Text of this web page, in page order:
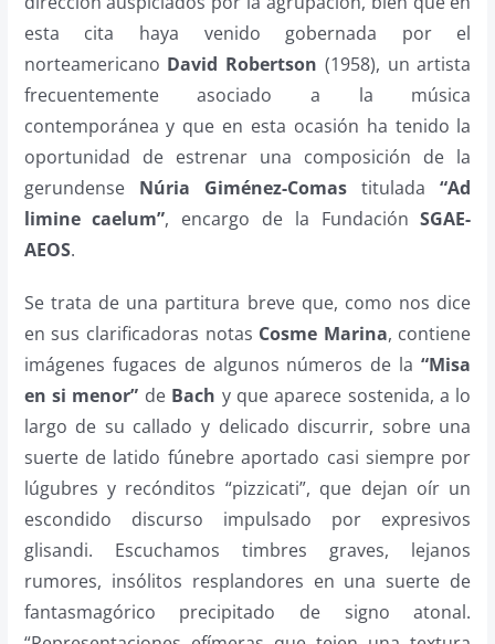
esta cita haya venido gobernada por el
norteamericano David Robertson (1958), un artista
frecuentemente asociado a la música
contemporánea y que en esta ocasión ha tenido la
oportunidad de estrenar una composición de la
gerundense Núria Giménez-Comas titulada“Ad
limine caelum”, encargo de la FundaciónSGAE-
AEOS.
Se trata de una partitura breve que, como nos dice
en sus clarificadoras notas Cosme Marina, contiene
imágenes fugaces de algunos números de la“Misa
en si menor” de Bach y que aparece sostenida, a lo
largo de su callado y delicado discurrir, sobre una
suerte de latido fúnebre aportado casi siempre por
lúgubres y recónditos “pizzicati”, que dejan oír un
escondido discurso impulsado por expresivos
glisandi. Escuchamos timbres graves, lejanos
rumores, insólitos resplandores en una suerte de
fantasmagórico precipitado de signo atonal.